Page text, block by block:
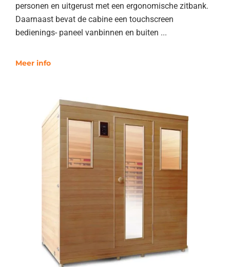
personen en uitgerust met een ergonomische zitbank.
Daarnaast bevat de cabine een touchscreen
bedienings- paneel vanbinnen en buiten ...
Meer info